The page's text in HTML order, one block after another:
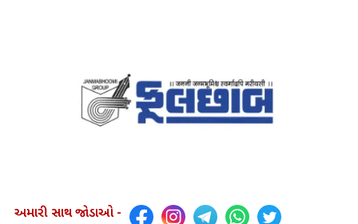
અમારી સાથ જોડાઓ -